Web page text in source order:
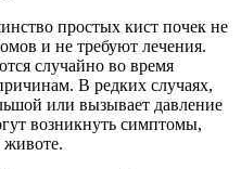
простых кист почек не
и не требуют лечения.
случайно во время
В редких случаях,
или вызывает давление
возникнуть симптомы,
животе.